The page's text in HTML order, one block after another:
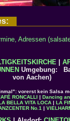
Adressen
Umgebung:
von Aachen)
vorerst kein Salsa
RONCALLI | Dancing
BELLA VITA LOCA| LA
No.1 |